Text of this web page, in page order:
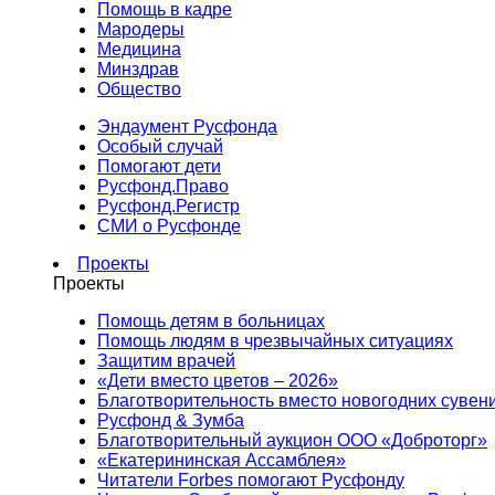
Помощь в кадре
Мародеры
Медицина
Минздрав
Общество
Эндаумент Русфонда
Особый случай
Помогают дети
Русфонд.Право
Русфонд.Регистр
СМИ о Русфонде
Проекты
Проекты
Помощь детям в больницах
Помощь людям в чрезвычайных ситуациях
Защитим врачей
«Дети вместо цветов – 2026»
Благотворительность вместо новогодних
Русфонд & Зумба
Благотворительный аукцион ООО «Доброторг»
«Екатерининская Ассамблея»
Читатели Forbes помогают Русфонду